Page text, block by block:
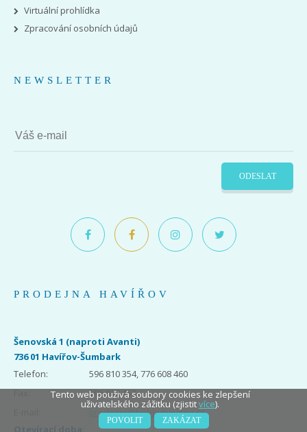
Virtuální prohlídka
Zpracování osobních údajů
NEWSLETTER
ODESLAT
PRODEJNA HAVÍŘOV
Šenovská 1 (naproti Avanti)
736 01 Havířov-Šumbark
Telefon:
596 810 354, 776 608 460
596 810 453
prodejna@hobbyhavirov.cz
Tento web použivá soubory cookies ke zlepšení
uživatelského zážitku (zjistitvíce).
POVOLIT ZAKÁZAT